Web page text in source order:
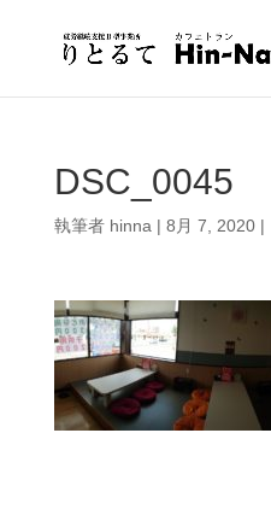
DSC_0045
執筆者 hinna | 8月 7, 2020|